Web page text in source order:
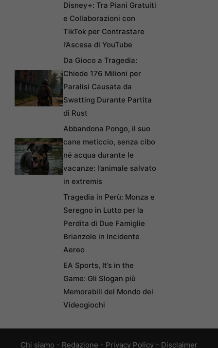
Disney+: Tra Piani Gratuiti
e Collaborazioni con
TikTok per Contrastare
l’Ascesa di YouTube
Da Gioco a Tragedia:
Chiede 176 Milioni per
Paralisi Causata da
Swatting Durante Partita
di Rust
Abbandona Pongo, il suo
cane meticcio, senza cibo
né acqua durante le
vacanze: l’animale salvato
in extremis
Tragedia in Perù: Monza e
Seregno in Lutto per la
Perdita di Due Famiglie
Brianzole in Incidente
Aereo
EA Sports, It’s in the
Game: Gli Slogan più
Memorabili del Mondo dei
Videogiochi
Chi siamo - Redazione - Privacy Policy - Disclaimer